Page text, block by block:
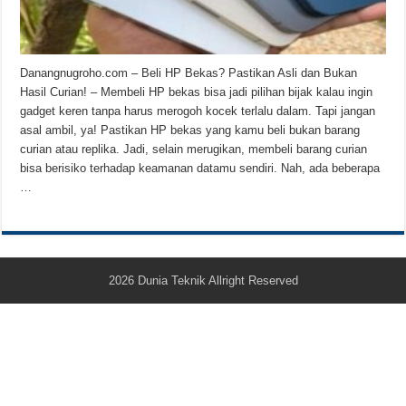
Teknologi Bikin Bisnis Makanan Kamu Makin Cuan! Begini Cara Buka
Danangnugroho.com – Beli HP Bekas? Pastikan Asli dan Bukan
Hasil Curian! – Membeli HP bekas bisa jadi pilihan bijak kalau ingin
gadget keren tanpa harus merogoh kocek terlalu dalam. Tapi jangan
asal ambil, ya! Pastikan HP bekas yang kamu beli bukan barang
curian atau replika. Jadi, selain merugikan, membeli barang curian
bisa berisiko terhadap keamanan datamu sendiri. Nah, ada beberapa
2026 Dunia Teknik Allright Reserved